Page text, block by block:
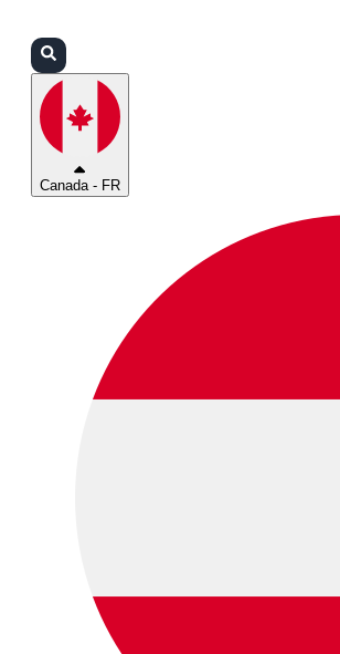
Canada - FR